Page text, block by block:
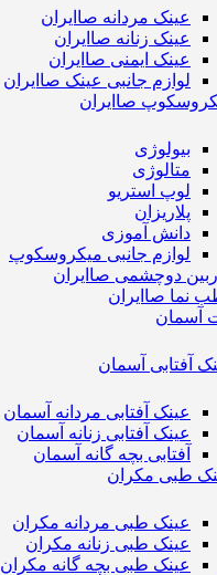
عینک مردانه صاایران
عینک زنانه صاایران
عینک ایمنی صاایران
لوازم جانبی عینک صاایران
صاایران
بیولوژی
متالوژی
لوپ استریو
پلاریزان
دانش آموزی
لوازم جانبی میکروسکوپ
دوچشمی صاایران
نما صاایران
آسمان
آفتابی آسمان
عینک آفتابی مردانه آسمان
عینک آفتابی زنانه آسمان
آفتابی بچه گانه آسمان
طبی مکران
عینک طبی مردانه مکران
عینک طبی زنانه مکران
عینک طبی بچه گانه مکران